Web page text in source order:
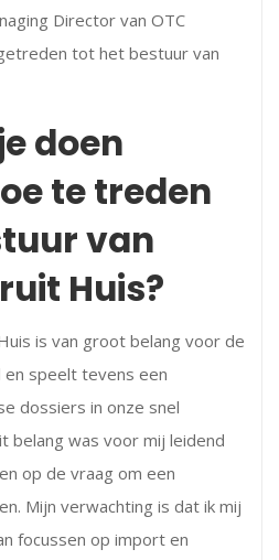
Director van OTC
tot het bestuur van
doen
te treden
van
Huis?
is van groot belang voor de
en speelt tevens een
dossiers in onze snel
belang was voor mij leidend
op de vraag om een
Mijn verwachting is dat ik mij
focussen op import en